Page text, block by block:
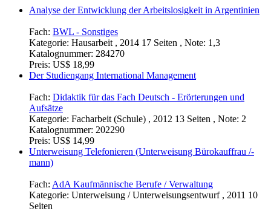
Analyse der Entwicklung der Arbeitslosigkeit in Argentinien
Fach: BWL - Sonstiges
Kategorie: Hausarbeit , 2014 17 Seiten , Note: 1,3
Katalognummer: 284270
Preis: US$ 18,99
Der Studiengang International Management
Fach: Didaktik für das Fach Deutsch - Erörterungen und
Aufsätze
Kategorie: Facharbeit (Schule) , 2012 13 Seiten , Note: 2
Katalognummer: 202290
Preis: US$ 14,99
Unterweisung Telefonieren (Unterweisung Bürokauffrau /-
mann)
Fach: AdA Kaufmännische Berufe / Verwaltung
Kategorie: Unterweisung / Unterweisungsentwurf , 2011 10
Seiten